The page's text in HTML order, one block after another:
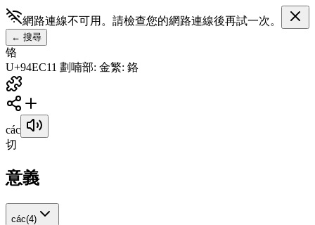
網路連線不可用。請檢查您的網路連線後再試一次。
← 搜尋
铬
U+94EC11 劃 喃部: 金繁: 鉻
các
切
意義
các(4)